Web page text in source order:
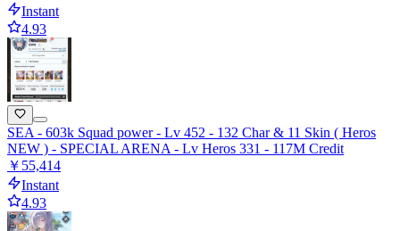
Instant
4.93
SEA - 603k Squad power - Lv 452 - 132 Char & 11 Skin ( Heros
NEW ) - SPECIAL ARENA - Lv Heros 331 - 117M Credit
￥55,414
Instant
4.93